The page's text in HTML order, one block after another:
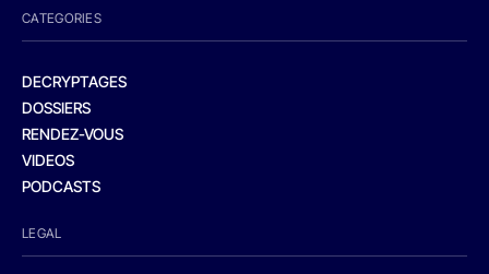
CATEGORIES
DECRYPTAGES
DOSSIERS
RENDEZ-VOUS
VIDEOS
PODCASTS
LEGAL